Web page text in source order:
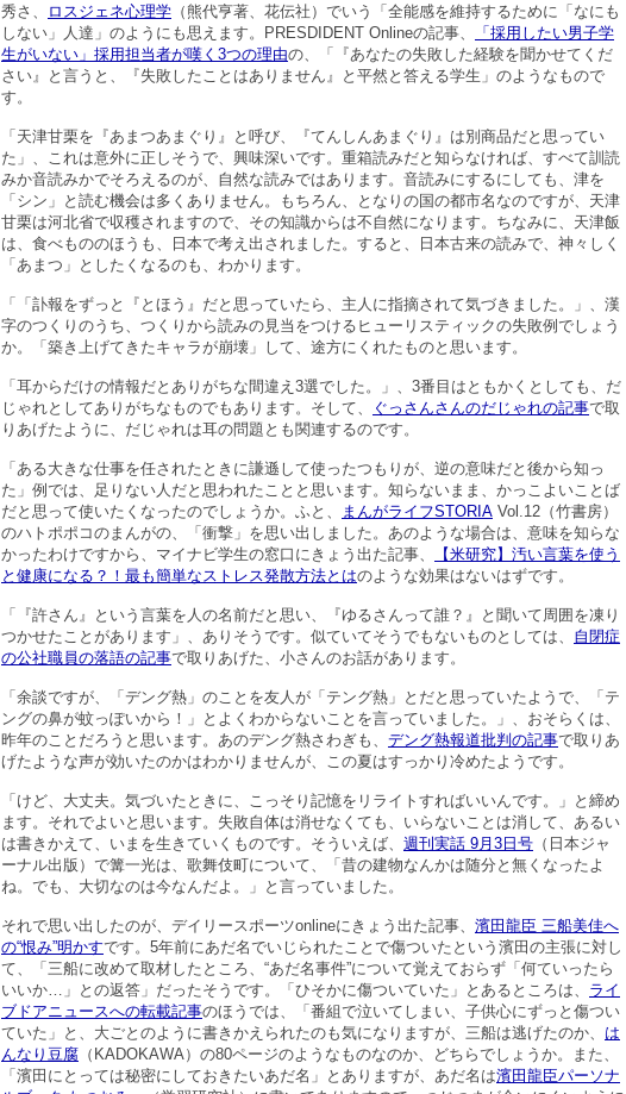
秀さ、
ロスジェネ心理学 （熊代亨著、花伝社）でいう「全能感を維持するために「なにも
しない」人達」のようにも思えます。PRESDIDENT Onlineの記事、
「採用したい男子学
生がいない」採用担当者が嘆く3つの理由の、「『あなたの失敗した経験を聞かせてくだ
さい』と言うと、『失敗したことはありません』と平然と答える学生」のようなもので
す。
「天津甘栗を『あまつあまぐり』と呼び、『てんしんあまぐり』は別商品だと思ってい
た」、これは意外に正しそうで、興味深いです。重箱読みだと知らなければ、すべて訓読
みか音読みかでそろえるのが、自然な読みではあります。音読みにするにしても、津を
「シン」と読む機会は多くありません。もちろん、となりの国の都市名なのですが、天津
甘栗は河北省で収穫されますので、その知識からは不自然になります。ちなみに、天津飯
は、食べもののほうも、日本で考え出されました。すると、日本古来の読みで、神々しく
「あまつ」としたくなるのも、わかります。
「「訃報をずっと『とほう』だと思っていたら、主人に指摘されて気づきました。」、漢
字のつくりのうち、つくりから読みの見当をつけるヒューリスティックの失敗例でしょう
か。「築き上げてきたキャラが崩壊」して、途方にくれたものと思います。
「耳からだけの情報だとありがちな間違え3選でした。」、3番目はともかくとしても、だ
じゃれとしてありがちなものでもあります。そして、
ぐっさんさんのだじゃれの記事で取
りあげたように、だじゃれは耳の問題とも関連するのです。
「ある大きな仕事を任されたときに謙遜して使ったつもりが、逆の意味だと後から知っ
た」例では、足りない人だと思われたことと思います。知らないまま、かっこよいことば
だと思って使いたくなったのでしょうか。ふと、
まんがライフSTORIA Vol.12（竹書房）
のハトポポコのまんがの、「衝撃」を思い出しました。あのような場合は、意味を知らな
かったわけですから、マイナビ学生の窓口にきょう出た記事、
【米研究】汚い言葉を使う
と健康になる？！最も簡単なストレス発散方法とはのような効果はないはずです。
「『許さん』という言葉を人の名前だと思い、『ゆるさんって誰？』と聞いて周囲を凍り
つかせたことがあります」、ありそうです。似ていてそうでもないものとしては、 自閉症
の公社職員の落語の記事で取りあげた、小さんのお話があります。
「余談ですが、「デング熱」のことを友人が「テング熱」とだと思っていたようで、「テ
ングの鼻が蚊っぽいから！」とよくわからないことを言っていました。」、おそらくは、
昨年のことだろうと思います。あのデング熱さわぎも、 デング熱報道批判の記事で取りあ
げたような声が効いたのかはわかりませんが、この夏はすっかり冷めたようです。
「けど、大丈夫。気づいたときに、こっそり記憶をリライトすればいいんです。」と締め
ます。それでよいと思います。失敗自体は消せなくても、いらないことは消して、あるい
は書きかえて、いまを生きていくものです。そういえば、 週刊実話 9月3日号 （日本ジャ
ーナル出版）で篝一光は、歌舞伎町について、「昔の建物なんかは随分と無くなったよ
ね。でも、大切なのは今なんだよ。」と言っていました。
それで思い出したのが、デイリースポーツonlineにきょう出た記事、 濱田龍臣 三船美佳へ
の“恨み”明かすです。5年前にあだ名でいじられたことで傷ついたという濱田の主張に対し
て、「三船に改めて取材したところ、“あだ名事件”について覚えておらず「何ていったら
いいか…」との返答」だったそうです。「ひそかに傷ついていた」とあるところは、 ライ
ブドアニュースへの転載記事のほうでは、「番組で泣いてしまい、子供心にずっと傷つい
ていた」と、大ごとのように書きかえられたのも気になりますが、三船は逃げたのか、 は
んなり豆腐 （KADOKAWA）の80ページのようなものなのか、どちらでしょうか。また、
「濱田にとっては秘密にしておきたいあだ名」とありますが、あだ名は濱田龍臣パーソナ